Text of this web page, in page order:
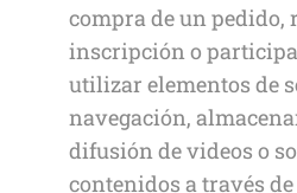
compra de un
inscripción o
utilizar elementos de
navegación,
difusión de videos o
contenidos a través